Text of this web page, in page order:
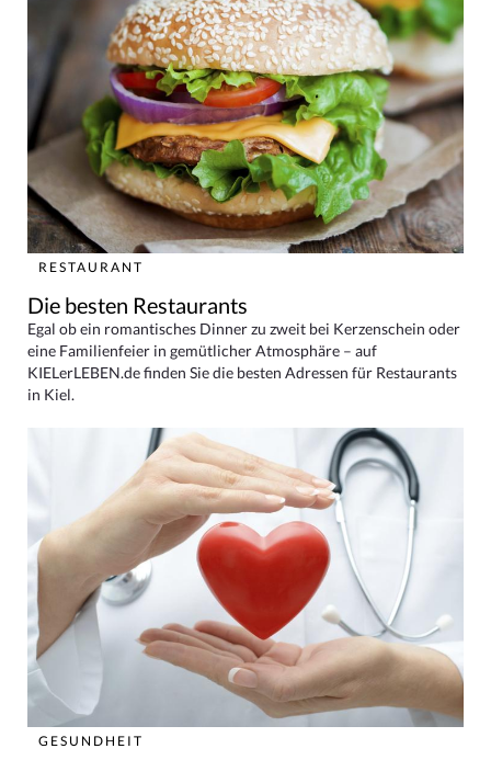
RESTAURANT
Die besten Restaurants
Egal ob ein romantisches Dinner zu zweit bei Kerzenschein oder
eine Familienfeier in gemütlicher Atmosphäre – auf
KIELerLEBEN.de finden Sie die besten Adressen für Restaurants
in Kiel.
GESUNDHEIT